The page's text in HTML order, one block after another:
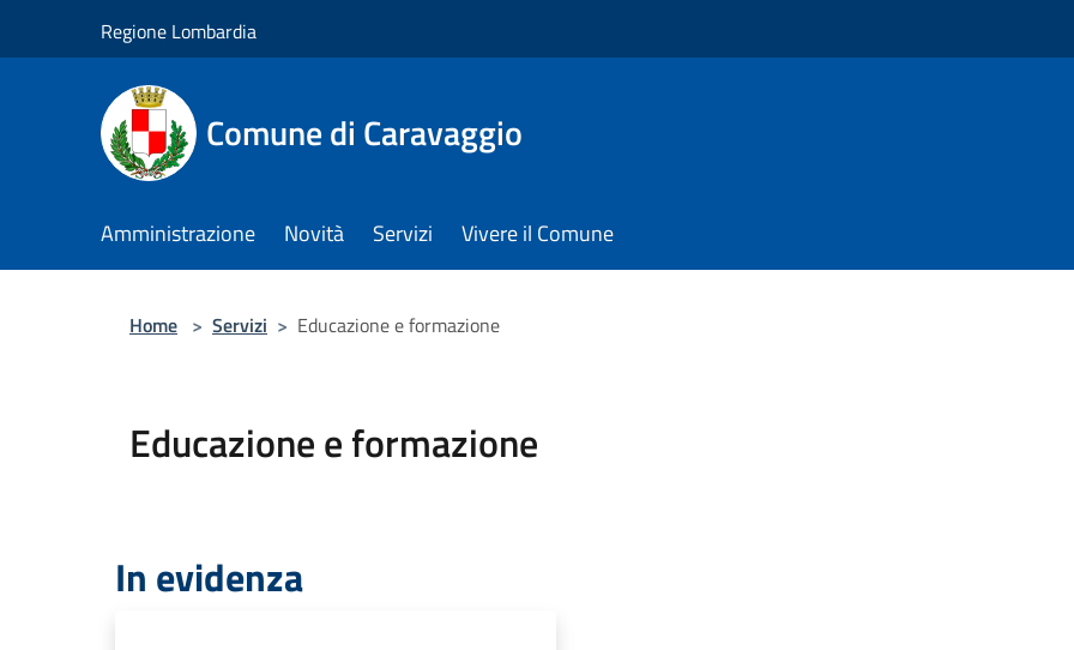
Regione Lombardia
Comune di Caravaggio
Amministrazione Novità Servizi Vivere il Comune
Home > Servizi > Educazione e formazione
Educazione e formazione
In evidenza